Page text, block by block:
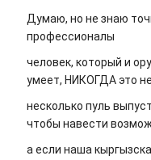
Думаю, но не знаю
профессионалы
человек, который и
умеет, НИКОГДА это
несколько пуль
чтобы навести
а если наша